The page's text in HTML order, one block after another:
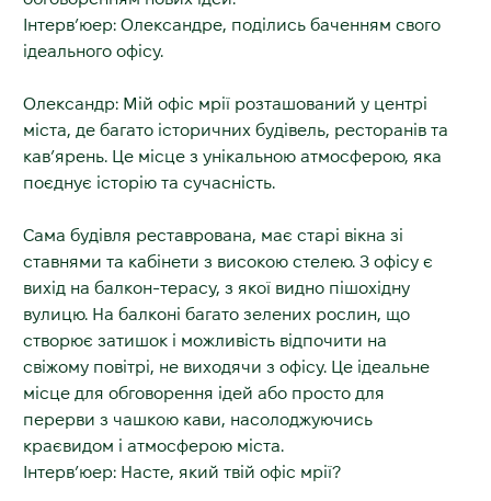
Інтерв’юер: Олександре, поділись баченням свого
ідеального офісу.
Олександр: Мій офіс мрії розташований у центрі
міста, де багато історичних будівель, ресторанів та
кав’ярень. Це місце з унікальною атмосферою, яка
поєднує історію та сучасність.
Сама будівля реставрована, має старі вікна зі
ставнями та кабінети з високою стелею. З офісу є
вихід на балкон-терасу, з якої видно пішохідну
вулицю. На балконі багато зелених рослин, що
створює затишок і можливість відпочити на
свіжому повітрі, не виходячи з офісу. Це ідеальне
місце для обговорення ідей або просто для
перерви з чашкою кави, насолоджуючись
краєвидом і атмосферою міста.
Інтерв’юер: Насте, який твій офіс мрії?